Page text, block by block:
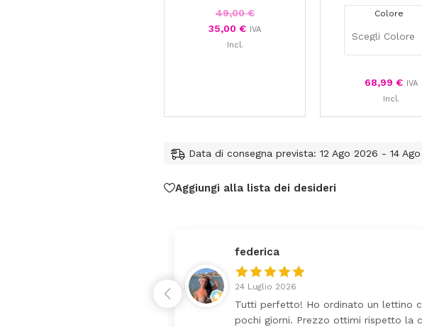
49,00€
35,00 € IVA
Incl.
Colore
68,99 € IVA
Incl.
Data di consegna prevista: 12 Ago 2026 - 14
Aggiungi alla lista dei desideri
federica
24 Luglio 2026
Tutti perfetto! Ho ordinato un lettino
pochi giorni. Prezzo ottimi rispetto la